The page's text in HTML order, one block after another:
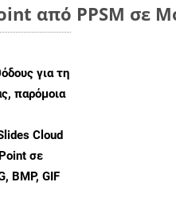
από PPSM σε
για τη
παρόμοια
Cloud
σε
BMP, GIF